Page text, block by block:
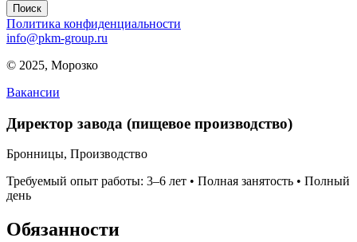
Поиск
Политика конфиденциальности
info@pkm-group.ru
© 2025, Морозко
Вакансии
Директор завода (пищевое производство)
Бронницы, Производство
Требуемый опыт работы: 3–6 лет • Полная занятость • Полный
день
Обязанности